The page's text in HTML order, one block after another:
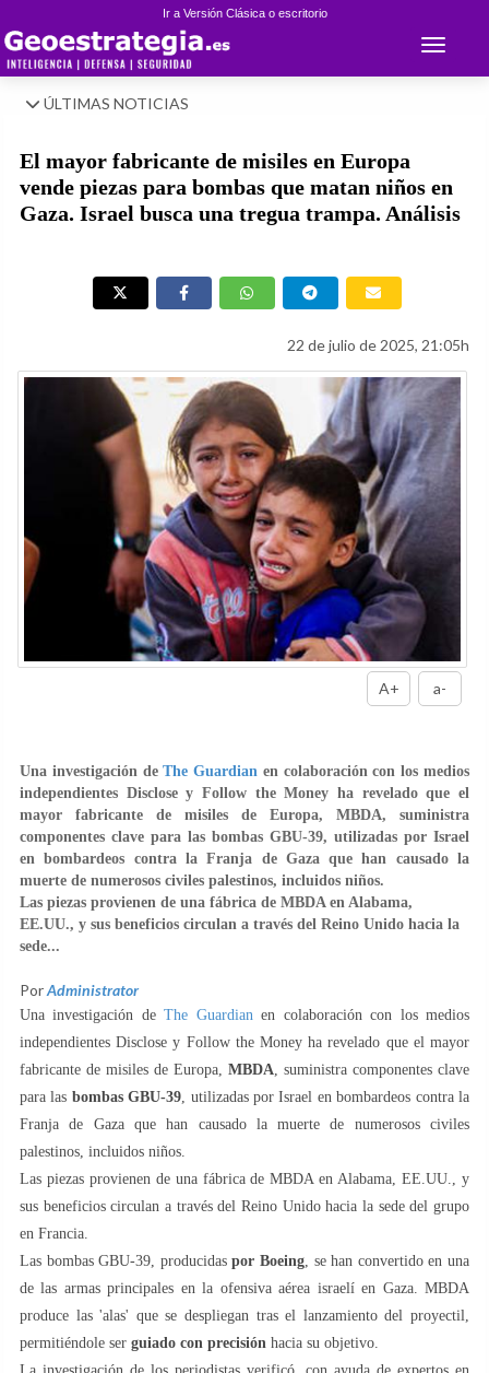
Ir a Versión Clásica o escritorio
Toggle
ÚLTIMAS NOTICIAS
El mayor fabricante de misiles en Europa
vende piezas para bombas que matan niños en
Gaza. Israel busca una tregua trampa. Análisis
22 de julio de 2025, 21:05h
A+ a-
Una investigación deThe Guardian en colaboración con los medios
independientes Disclose y Follow the Money ha revelado que el
mayor fabricante de misiles de Europa, MBDA, suministra
componentes clave para las bombas GBU-39, utilizadas por Israel
en bombardeos contra la Franja de Gaza que han causado la
muerte de numerosos civiles palestinos, incluidos niños.
Las piezas provienen de una fábrica de MBDA en Alabama,
EE.UU., y sus beneficios circulan a través del Reino Unido hacia la
sede...
PorAdministrator
Una investigación deThe Guardian en colaboración con los medios
independientes Disclose y Follow the Money ha revelado que el mayor
fabricante de misiles de Europa, MBDA , suministra componentes clave
para las bombas GBU-39 , utilizadas por Israel en bombardeos contra la
Franja de Gaza que han causado la muerte de numerosos civiles
palestinos, incluidos niños.
Las piezas provienen de una fábrica de MBDA en Alabama, EE.UU., y
sus beneficios circulan a través del Reino Unido hacia la sede del grupo
en Francia.
Las bombas GBU-39, producidaspor Boeing , se han convertido en una
de las armas principales en la ofensiva aérea israelí en Gaza. MBDA
produce las 'alas' que se despliegan tras el lanzamiento del proyectil,
permitiéndole ser guiado con precisión hacia su objetivo.